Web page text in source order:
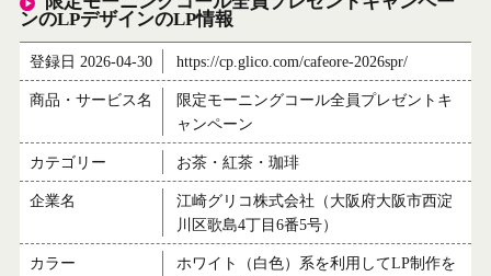
ンのLPデザインのLP情報
登録日 2026-04-30 https://cp.glico.com/cafeore-2026spr/
商品・サービス名
限定モーニングコール全員プレゼントキ
ャンペーン
カテゴリー お茶・紅茶・珈琲
企業名
江崎グリコ株式会社（大阪府大阪市西淀
川区歌島4丁目6番5号）
カラー
ホワイト（白色）系を利用してLP制作を